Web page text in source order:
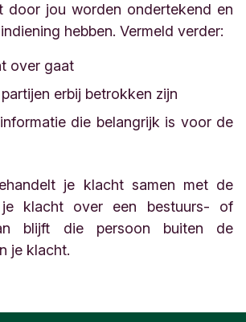
door jou worden ondertekend en
hebben. Vermeld verder:
over gaat
erbij betrokken zijn
die belangrijk is voor de
je klacht samen met de
je klacht over een bestuurs- of
blijft die persoon buiten de
je klacht.